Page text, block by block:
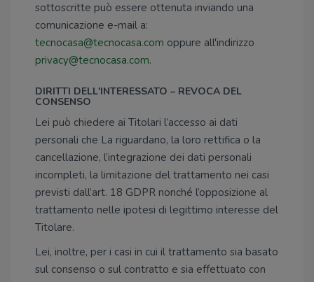
sottoscritte può essere ottenuta inviando una
comunicazione e-mail a:
tecnocasa@tecnocasa.com oppure all'indirizzo
privacy@tecnocasa.com.
DIRITTI DELL'INTERESSATO – REVOCA DEL
CONSENSO
Lei può chiedere ai Titolari l’accesso ai dati
personali che La riguardano, la loro rettifica o la
cancellazione, l’integrazione dei dati personali
incompleti, la limitazione del trattamento nei casi
previsti dall’art. 18 GDPR nonché l’opposizione al
trattamento nelle ipotesi di legittimo interesse del
Titolare.
Lei, inoltre, per i casi in cui il trattamento sia basato
sul consenso o sul contratto e sia effettuato con